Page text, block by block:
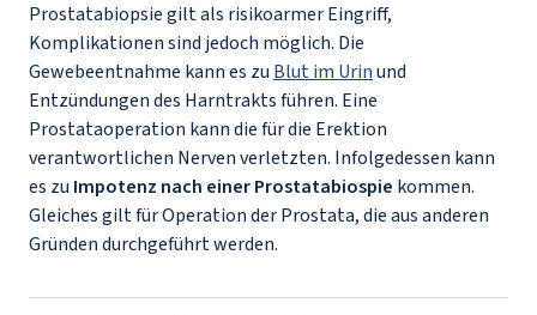
Prostatabiopsie gilt als risikoarmer Eingriff,
Komplikationen sind jedoch möglich. Die
Gewebeentnahme kann es zu Blut im Urinund
Entzündungen des Harntrakts führen. Eine
Prostataoperation kann die für die Erektion
verantwortlichen Nerven verletzten. Infolgedessen kann
es zu Impotenz nach einer Prostatabiospie kommen.
Gleiches gilt für Operation der Prostata, die aus anderen
Gründen durchgeführt werden.